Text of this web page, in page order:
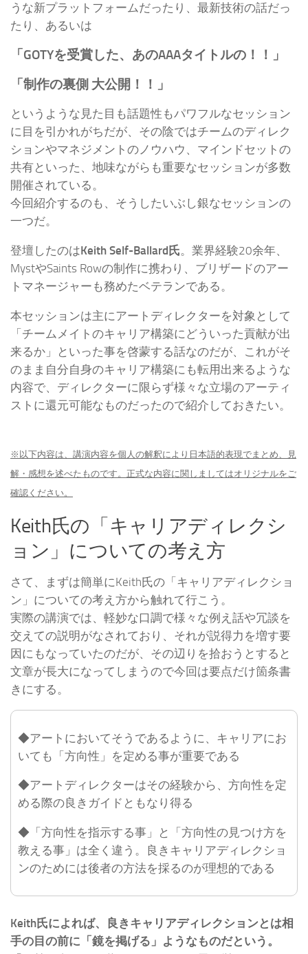
うな新プラットフォームだったり、最新技術の話だっ
たり、あるいは
「GOTYを受賞した、あのAAAタイトルの！！」
「制作の裏側 大公開！！」
というような見た目も話題性もパワフルなセッション
に目を引かれがちだが、その陰ではチームのディレク
ションやマネジメントのノウハウ、マインドセットの
共有といった、地味ながらも重要なセッションが多数
開催されている。
今回紹介するのも、そうしたいぶし銀なセッションの
一つだ。
登壇したのはKeith Self-Ballard氏。業界経験20余年、
MystやSaints Rowの制作に携わり、ブリザードのアー
トマネージャーも務めたベテランである。
本セッションは主にアートディレクターを対象として
「チームメイトのキャリア構築にどういった貢献が出
来るか」といった事を啓蒙する話なのだが、これがそ
のまま自分自身のキャリア構築にも転用出来るような
内容で、ディレクターに限らず様々な立場のアーティ
ストに還元可能なものだったので紹介しておきたい。
※以下内容は、講演内容を個人の解釈により日本語的表現でまとめ、見
解・感想を述べたものです。正式な内容に関しましてはオリジナルをご
確認ください。
Keith氏の「キャリアディレクシ
ョン」についての考え方
さて、まずは簡単にKeith氏の「キャリアディレクショ
ン」についての考え方から触れて行こう。
実際の講演では、軽妙な口調で様々な例え話や冗談を
交えての説明がなされており、それが説得力を増す要
因にもなっていたのだが、その辺りを拾おうとすると
文章が長大になってしまうので今回は要点だけ箇条書
きにする。
◆アートにおいてそうであるように、キャリアにお
いても「方向性」を定める事が重要である
◆アートディレクターはその経験から、方向性を定
める際の良きガイドともなり得る
◆「方向性を指示する事」と「方向性の見つけ方を
教える事」は全く違う。良きキャリアディレクショ
ンのためには後者の方法を採るのが理想的である
Keith氏によれば、良きキャリアディレクションとは相
手の目の前に「鏡を掲げる」ようなものだという。